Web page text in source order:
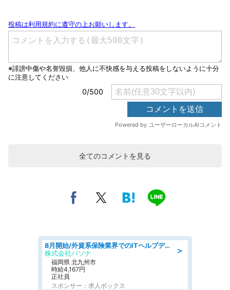
全てのコメントを見る
＞
8月開始/外資系保険業界でのITヘルプデスク業務/駅近/即日勤務可/ヘルプデスク
株式会社パソナ
福岡県 北九州市
時給4,167円
正社員
スポンサー：求人ボックス